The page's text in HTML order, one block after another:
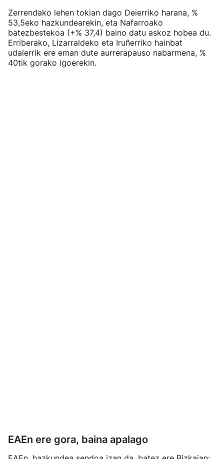
Zerrendako lehen tokian dago Deierriko harana, %
53,5eko hazkundearekin, eta Nafarroako
batezbestekoa (+% 37,4) baino datu askoz hobea du.
Erriberako, Lizarraldeko eta Iruñerriko hainbat
udalerrik ere eman dute aurrerapauso nabarmena, %
40tik gorako igoerekin.
EAEn ere gora, baina apalago